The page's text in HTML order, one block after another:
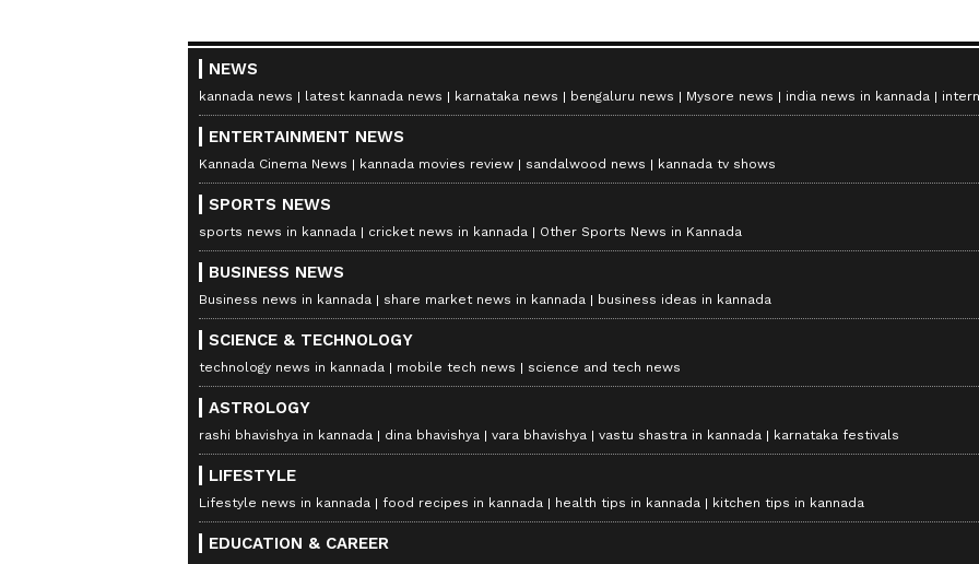
NEWS
kannada news latest kannada news karnataka news bengaluru news Mysore news india news in kannada
ENTERTAINMENT NEWS
Kannada Cinema News kannada movies review sandalwood news kannada tv shows
SPORTS NEWS
sports news in kannada cricket news in kannada Other Sports News in Kannada
BUSINESS NEWS
Business news in kannada share market news in kannada business ideas in kannada
SCIENCE & TECHNOLOGY
technology news in kannada mobile tech news science and tech news
ASTROLOGY
rashi bhavishya in kannada dina bhavishya vara bhavishya vastu shastra in kannada karnataka festivals
LIFESTYLE
Lifestyle news in kannada food recipes in kannada health tips in kannada kitchen tips in kannada
EDUCATION & CAREER